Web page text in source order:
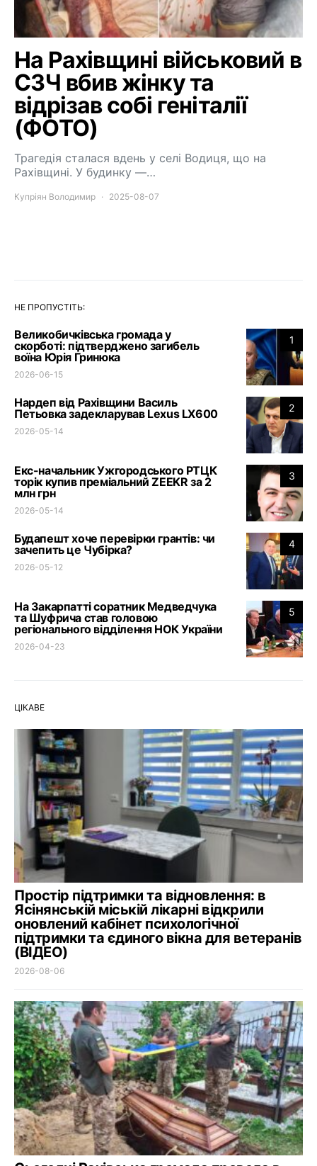
На Рахівщині військовий в
СЗЧ вбив жінку та
відрізав собі геніталії
(ФОТО)
Трагедія сталася вдень у селі Водиця, що на
Рахівщині. У будинку —…
Купріян Володимир 2025-08-07
НЕ ПРОПУСТІТЬ:
1
Великобичківська громада у
скорботі: підтверджено загибель
воїна Юрія Гринюка
2026-06-15
2
Нардеп від Рахівщини Василь
Петьовка задекларував Lexus LX600
2026-05-14
3
Екс-начальник Ужгородського РТЦК
торік купив преміальний ZEEKR за 2
млн грн
2026-05-14
4
Будапешт хоче перевірки грантів: чи
зачепить це Чубірка?
2026-05-12
5
На Закарпатті соратник Медведчука
та Шуфрича став головою
регіонального відділення НОК України
2026-04-23
ЦІКАВЕ
Простір підтримки та відновлення: в
Ясінянській міській лікарні відкрили
оновлений кабінет психологічної
підтримки та єдиного вікна для ветеранів
(ВІДЕО)
2026-08-06